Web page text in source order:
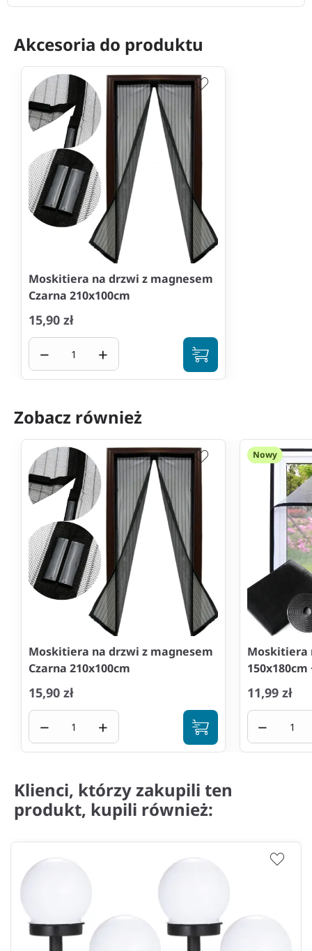
Akcesoria do produktu
Moskitiera na drzwi z magnesem
Czarna 210x100cm
15,90 zł
− +
Zobacz również
Moskitiera na drzwi z magnesem
Czarna 210x100cm
15,90 zł
− +
Nowy
Moskitiera
150x180cm
11,99 zł
−
Klienci, którzy zakupili ten
produkt, kupili również: